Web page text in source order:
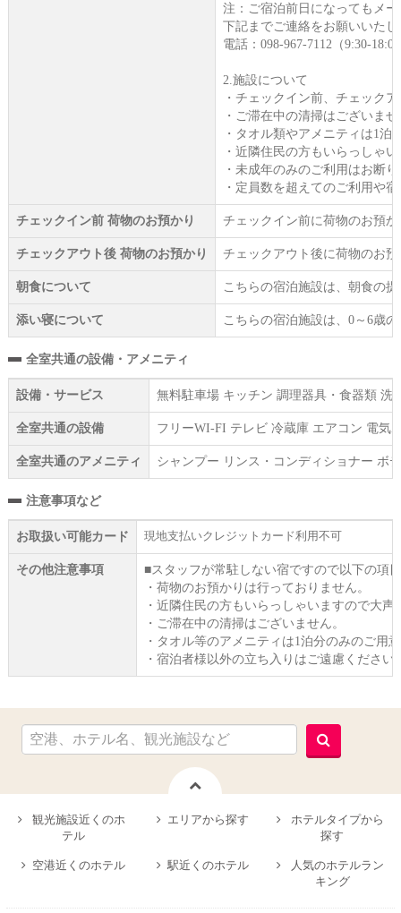
注：ご宿泊前日になってもメ
下記までご連絡をお願いいた
電話：098-967-7112（9:30-
2.施設について
・チェックイン前、チェック
・ご滞在中の清掃はございま
・タオル類やアメニティは1泊
・近隣住民の方もいらっしゃ
・未成年のみのご利用はお断
・定員数を超えてのご利用や
チェックイン前 荷物のお預かり チェックイン前に荷物のお預
チェックアウト後 荷物のお預かり チェックアウト後に荷物のお
朝食について こちらの宿泊施設は、朝食の
添い寝について こちらの宿泊施設は、0～6歳
全室共通の設備・アメニティ
設備・サービス 無料駐車場 キッチン 調理器具・食器類 洗
全室共通の設備 フリーWI‐FI テレビ 冷蔵庫 エアコン 電気
全室共通のアメニティ シャンプー リンス・コンディショナー ボ
注意事項など
お取扱い可能カード 現地支払いクレジットカード利用不可
その他注意事項
■スタッフが常駐しない宿ですので以下の項
・荷物のお預かりは行っておりません。
・近隣住民の方もいらっしゃいますので大
・ご滞在中の清掃はございません。
・タオル等のアメニティは1泊分のみのご用
・宿泊者様以外の立ち入りはご遠慮ください
観光施設近くのホ
テル
エリアから探す
ホテルタイプから
探す
空港近くのホテル 駅近くのホテル
人気のホテルラン
キング